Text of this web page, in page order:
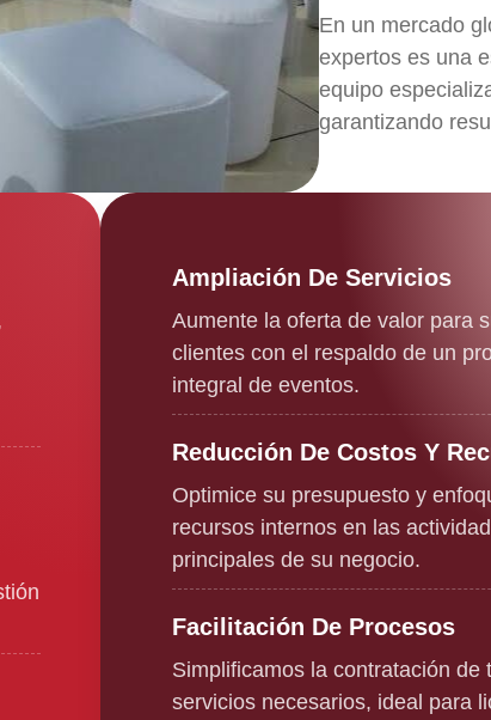
En un mercado
expertos es una
equipo
garantizando
Ampliación De Servicios
Aumente la oferta de valor para
clientes con el respaldo de un
integral de eventos.
Reducción De Costos Y
Optimice su presupuesto y
recursos internos en las
principales de su negocio.
Facilitación De Procesos
Simplificamos la contratación de
servicios necesarios, ideal para